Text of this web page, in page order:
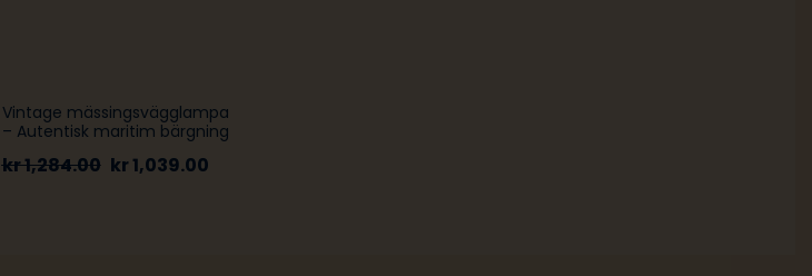
Vintage mässingsvägglampa
– Autentisk maritim bärgning
kr1,284.00 kr1,039.00